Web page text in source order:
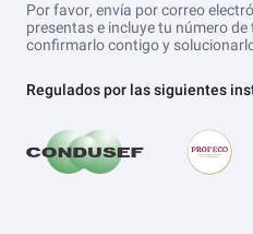
Por favor, envía por correo
presentas e incluye tu número
confirmarlo contigo y
Regulados por las siguientes